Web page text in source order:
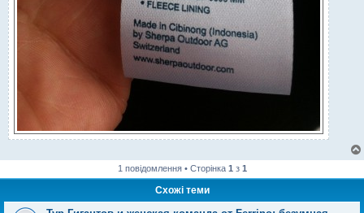
1 повідомлення • Сторінка 1 з 1
Схожі теми